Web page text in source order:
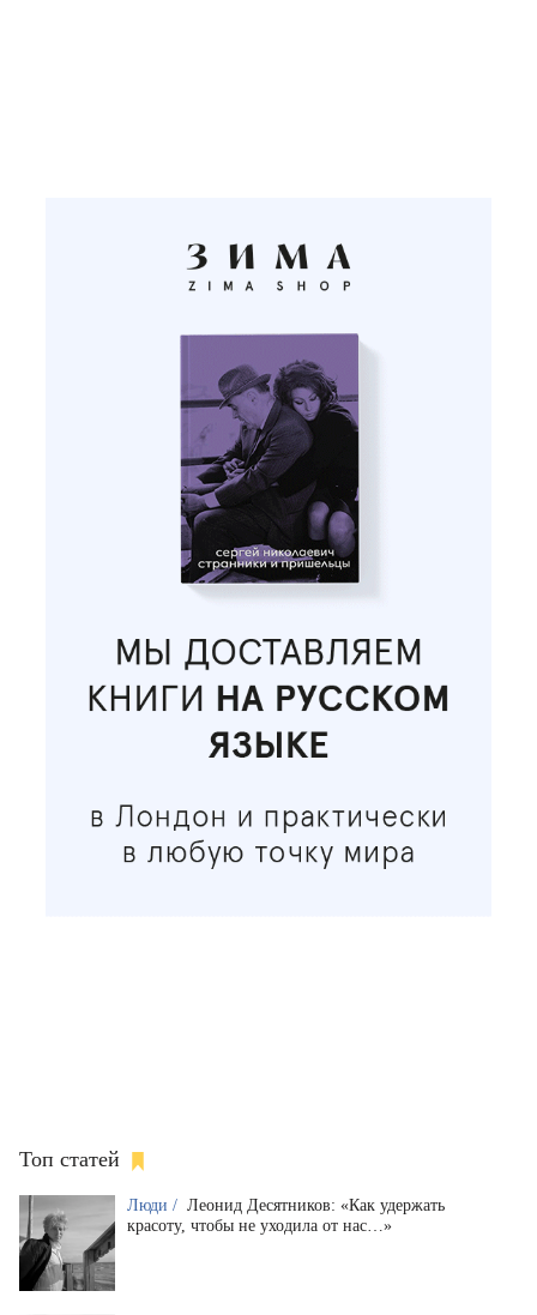
Топ статей
Люди / Леонид Десятников: «Как удержать
красоту, чтобы не уходила от нас…»